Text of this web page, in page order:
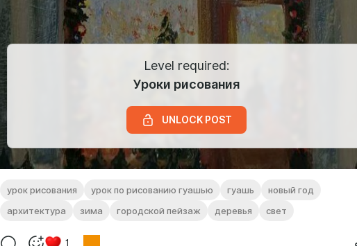
Level required:
Уроки рисования
UNLOCK POST
урок рисования урок по рисованию гуашью гуашь
новый год
архитектура
зима городской пейзаж деревья свет
1